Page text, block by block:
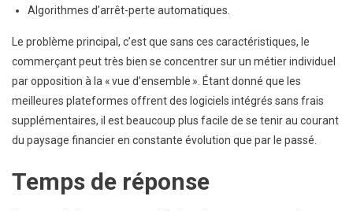
Algorithmes d’arrêt-perte automatiques.
Le problème principal, c’est que sans ces caractéristiques, le
commerçant peut très bien se concentrer sur un métier individuel
par opposition à la « vue d’ensemble ». Étant donné que les
meilleures plateformes offrent des logiciels intégrés sans frais
supplémentaires, il est beaucoup plus facile de se tenir au courant
du paysage financier en constante évolution que par le passé.
Temps de réponse